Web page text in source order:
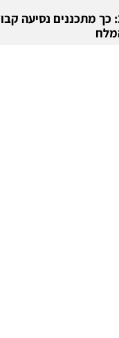
הסעות בדרום 2026: כך מתכננים